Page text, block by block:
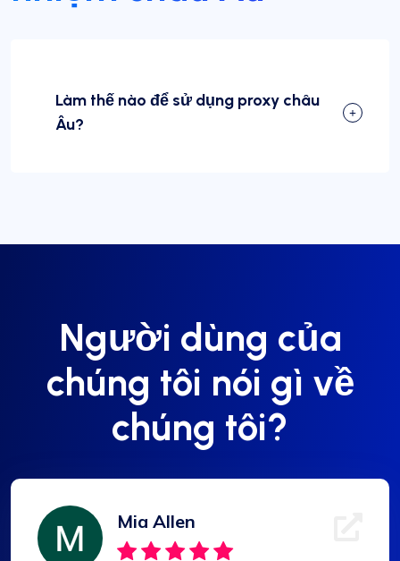
Làm thế nào để sử dụng proxy châu
Âu?
Người dùng của
chúng tôi nói gì về
chúng tôi?
Mia Allen